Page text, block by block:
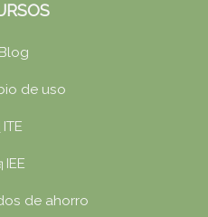
de uso
ITE
IEE
de ahorro